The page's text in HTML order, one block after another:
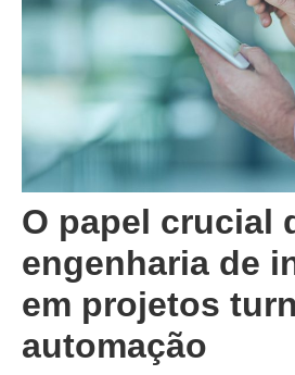
O papel crucial
engenharia de
em projetos
automação